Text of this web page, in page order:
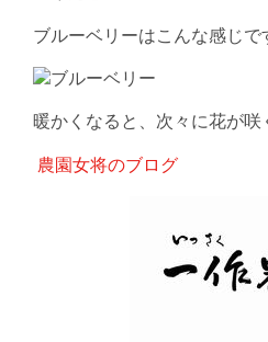
ブルーベリーはこんな感じで
暖かくなると、次々に花が咲
農園女将のブログ